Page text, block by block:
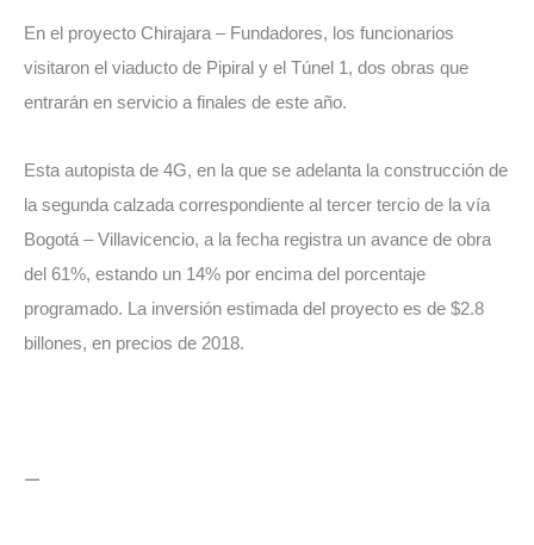
En el proyecto Chirajara – Fundadores, los funcionarios
visitaron el viaducto de Pipiral y el Túnel 1, dos obras que
entrarán en servicio a finales de este año.
Esta autopista de 4G, en la que se adelanta la construcción de
la segunda calzada correspondiente al tercer tercio de la vía
Bogotá – Villavicencio, a la fecha registra un avance de obra
del 61%, estando un 14% por encima del porcentaje
programado. La inversión estimada del proyecto es de $2.8
billones, en precios de 2018.
—